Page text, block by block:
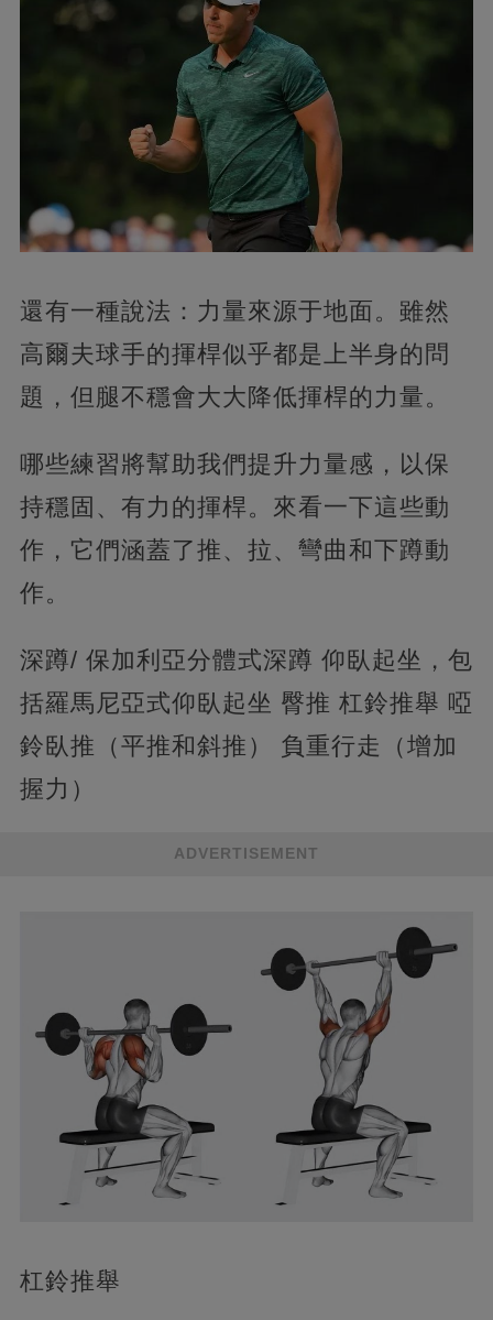
還有一種說法：力量來源于地面。雖然
高爾夫球手的揮桿似乎都是上半身的問
題，但腿不穩會大大降低揮桿的力量。
哪些練習將幫助我們提升力量感，以保
持穩固、有力的揮桿。來看一下這些動
作，它們涵蓋了推、拉、彎曲和下蹲動
作。
深蹲/ 保加利亞分體式深蹲 仰臥起坐，包
括羅馬尼亞式仰臥起坐 臀推 杠鈴推舉 啞
鈴臥推（平推和斜推） 負重行走（增加
握力）
ADVERTISEMENT
杠鈴推舉